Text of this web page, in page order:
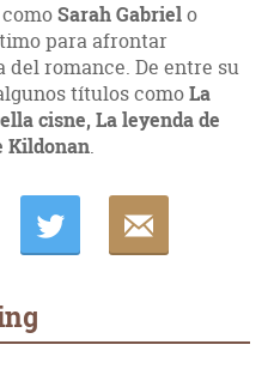
Sarah Gabrielo
para afrontar
romance. De entre su
títulos comoLa
cisne, La leyenda de
Kildonan.